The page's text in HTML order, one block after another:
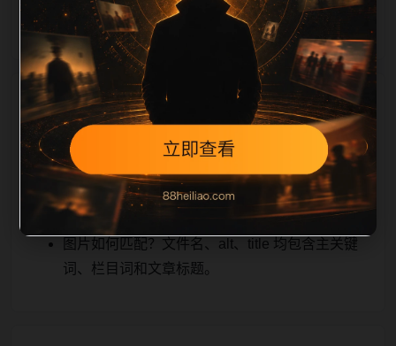
入每日 SEO 检查清单自动修正。
相关问题
明星黑料后续如何更新？按每日少量、主题相
关、图片本地化的方式持续补充。
如何继续浏览？可返回栏目页、查看热门推荐或
进入 sitemap。
图片如何匹配？文件名、alt、title 均包含主关键
词、栏目词和文章标题。